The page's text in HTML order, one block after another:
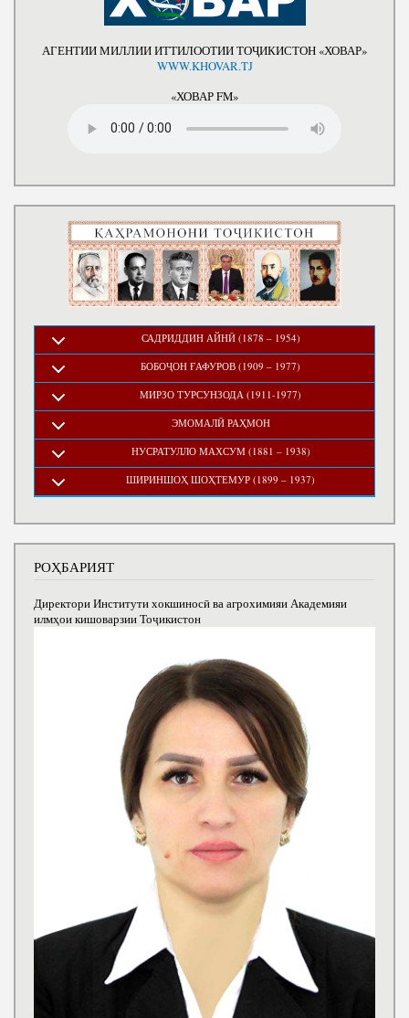
АГЕНТИИ МИЛЛИИ ИТТИЛООТИИ ТОҶИКИСТОН «ХОВАР»
WWW.KHOVAR.TJ
«ХОВАР FM»
САДРИДДИН АЙНӢ (1878 – 1954)
БОБОҶОН ҒАФУРОВ (1909 – 1977)
МИРЗО ТУРСУНЗОДА (1911-1977)
ЭМОМАЛӢ РАҲМОН
НУСРАТУЛЛО МАХСУМ (1881 – 1938)
ШИРИНШОҲ ШОҲТЕМУР (1899 – 1937)
РОҲБАРИЯТ
Директори Институти хокшиносӣ ва агрохимияи Академияи
илмҳои кишоварзии Тоҷикистон